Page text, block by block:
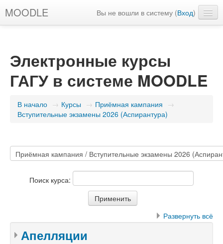
MOODLE Вы не вошли в систему (Вход)
Электронные курсы
ГАГУ в системе MOODLE
В начало → Курсы → Приёмная кампания →
Вступительные экзамены 2026 (Аспирантура)
Поиск курса:
Развернуть всё
Апелляции